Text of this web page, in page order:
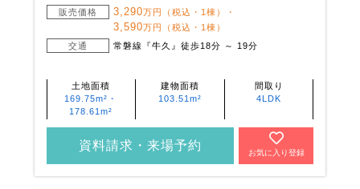
販売価格 3,290万円（税込・1棟）・
3,590万円（税込・1棟）
交通
常磐線『牛久』徒歩18分 ～ 19分
土地面積
169.75m²・
178.61m²
建物面積
103.51m²
間取り
4LDK
資料請求・来場予約
お気に入り登録